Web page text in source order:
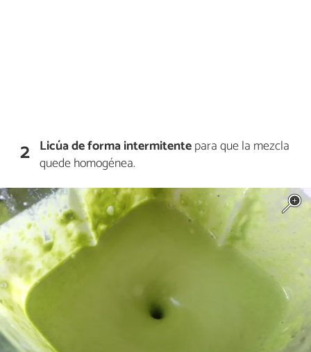
2 Licúa de forma intermitentepara que la mezcla
quede homogénea.